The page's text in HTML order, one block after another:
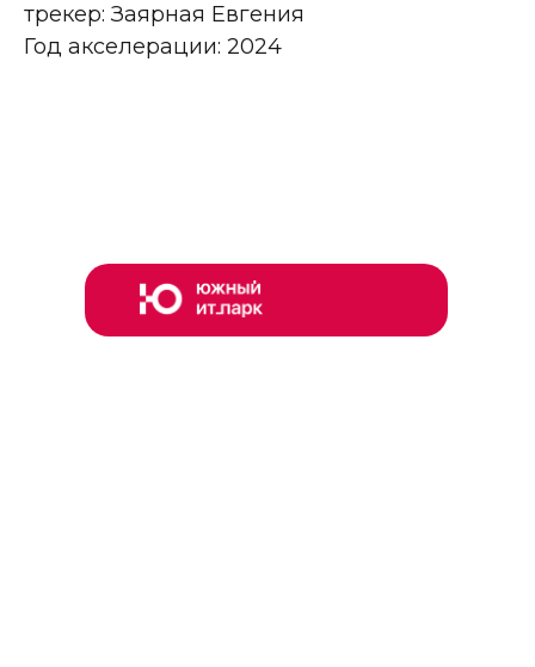
трекер: Заярная Евгения
Год акселерации: 2024